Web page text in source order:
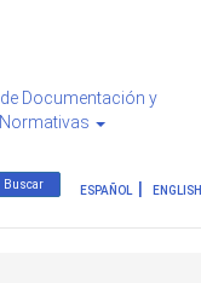
Documentación y
Normativas
ESPAÑOL ENGLISH